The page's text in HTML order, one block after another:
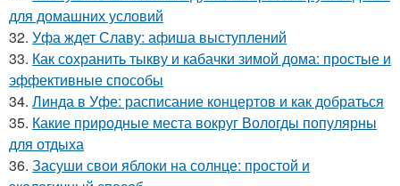
для домашних условий
32. Уфа ждет Славу: афиша выступлений
33. Как сохранить тыкву и кабачки зимой дома: простые и
эффективные способы
34. Линда в Уфе: расписание концертов и как добраться
35. Какие природные места вокруг Вологды популярны
для отдыха
36. Засуши свои яблоки на солнце: простой и